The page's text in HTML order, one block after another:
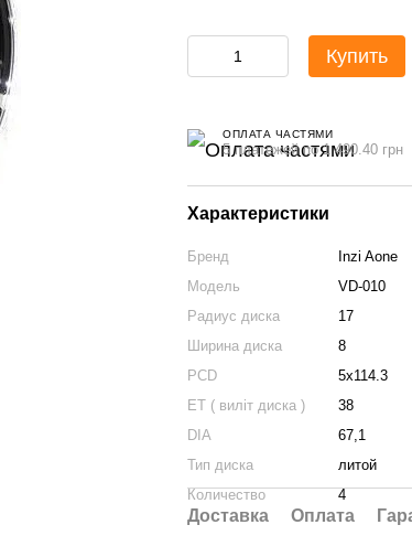
Купить
ОПЛАТА ЧАСТЯМИ
5 платежей по 1 490.40 грн
Характеристики
Бренд
Inzi Aone
Модель
VD-010
Радиус диска
17
Ширина диска
8
PCD
5x114.3
ET ( виліт диска )
38
DIA
67,1
Тип диска
литой
Количество
4
Доставка Оплата